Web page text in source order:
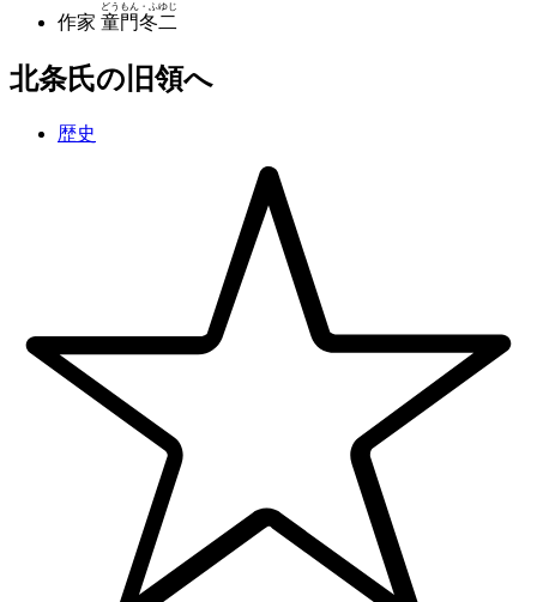
作家 童門冬二
どうもん・ふゆじ
北条氏の旧領へ
歴史